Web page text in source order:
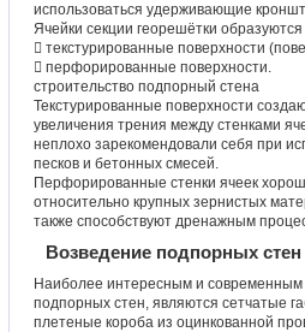
использоваться удерживающие
Ячейки секции георешётки
 текстурированные поверхности
 перфорированные поверхности.
строительство подпорный стена
Текстурированные поверхности
увеличения трения между стенками
неплохо зарекомендовали себя при
песков и бетонных смесей.
Перфорированные стенки ячеек
относительно крупных зернистых
также способствуют дренажным
Возведение подпорных стен
Наиболее интересным и
подпорных стен, являются сетчатые
плетеные короба из оцинкованной